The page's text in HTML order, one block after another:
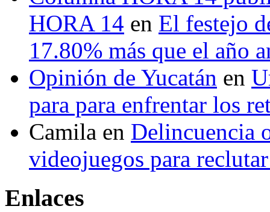
HORA 14 en El festejo
17.80% más que el año
Opinión de Yucatán en
para para enfrentar los
Camila en Delincuencia
videojuegos para
Enlaces